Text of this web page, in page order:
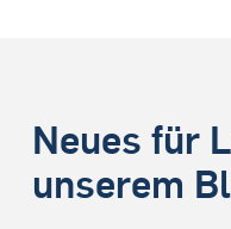
Neues für
unserem